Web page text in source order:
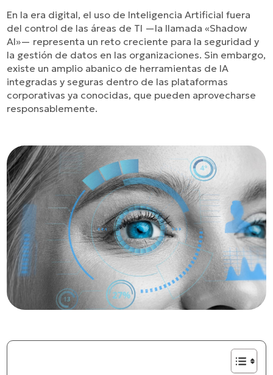
En la era digital, el uso de Inteligencia Artificial fuera
del control de las áreas de TI —la llamada «Shadow
AI»— representa un reto creciente para la seguridad y
la gestión de datos en las organizaciones. Sin embargo,
existe un amplio abanico de herramientas de IA
integradas y seguras dentro de las plataformas
corporativas ya conocidas, que pueden aprovecharse
responsablemente.